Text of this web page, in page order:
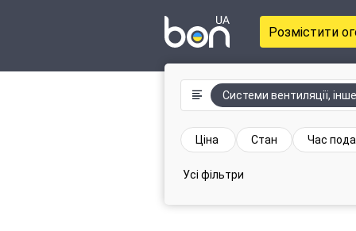
Розмістити
Системи вентиляції, інше
Ціна Стан Час
Усі фільтри